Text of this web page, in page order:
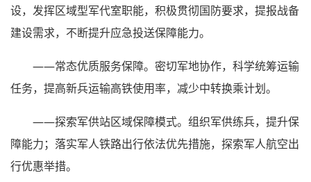
设，发挥区域型军代室职能，积极贯彻国防要求，提报战备
建设需求，不断提升应急投送保障能力。
——常态优质服务保障。密切军地协作，科学统筹运输
任务，提高新兵运输高铁使用率，减少中转换乘计划。
——探索军供站区域保障模式。组织军供练兵，提升保
障能力；落实军人铁路出行依法优先措施，探索军人航空出
行优惠举措。